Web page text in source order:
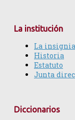
La institución
La insignia
Historia
Estatuto
Junta
Diccionarios